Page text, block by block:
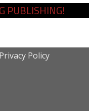
PUBLISHING!
Policy